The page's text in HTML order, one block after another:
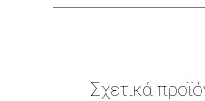
Σχετικά